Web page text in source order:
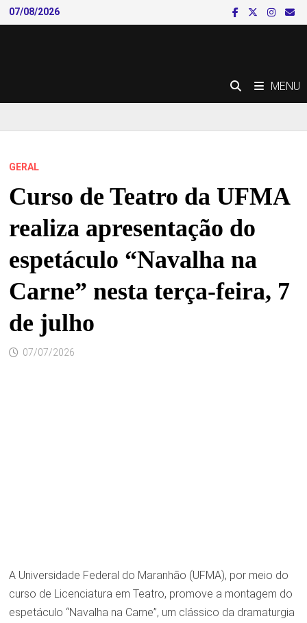
Skip
to
07/08/2026
MENU
GERAL
Curso de Teatro da UFMA
realiza apresentação do
espetáculo “Navalha na
Carne” nesta terça-feira, 7
de julho
07/07/2026
A Universidade Federal do Maranhão (UFMA), por meio do
curso de Licenciatura em Teatro, promove a montagem do
espetáculo “Navalha na Carne”, um clássico da dramaturgia